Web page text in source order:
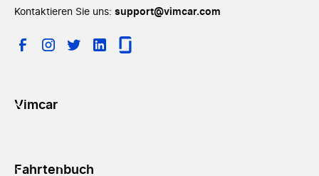
Kontaktieren Sie uns: support@vimcar.com
Vimcar
Fahrtenbuch